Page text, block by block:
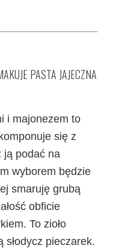
PASTA JAJECZNA
i majonezem to
się z
ją podać na
wyborem będzie
smaruję grubą
obficie
To zioło
słodycz pieczarek.